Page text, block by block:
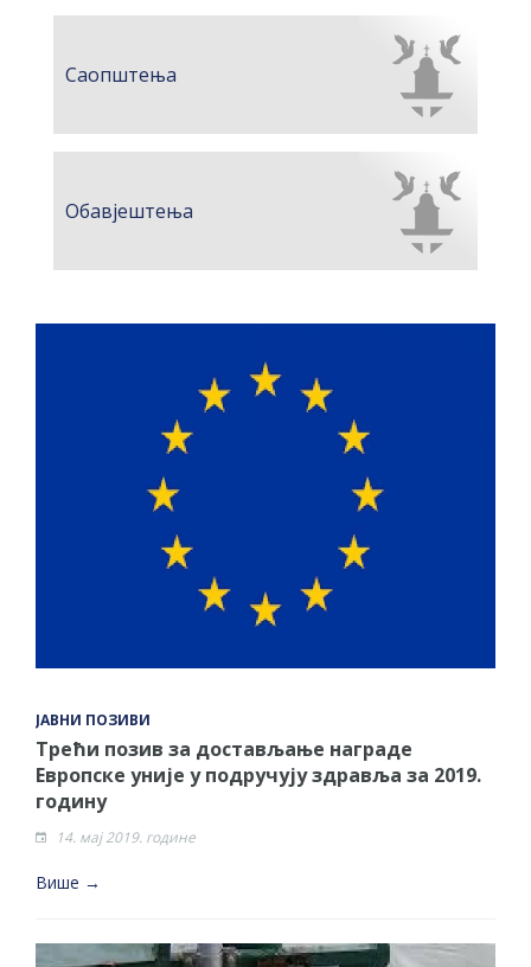
7. августа
Обавјештење за предузетника - Вера
Ујић
Саопштења
Обавјештења
ЈАВНИ ПОЗИВИ
Трећи позив за достављање награде
Европске уније у подручују здравља за 2019.
годину
14. мај 2019. године
Више →